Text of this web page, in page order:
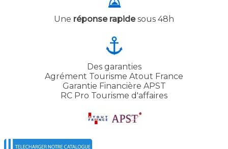
Une réponse rapidesous 48h
Des garanties
Agrément Tourisme Atout France
Garantie Financière APST
RC Pro Tourisme d'affaires